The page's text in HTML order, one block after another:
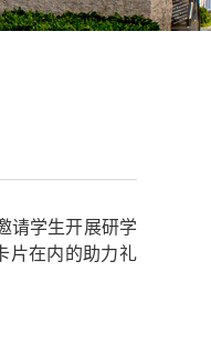
请学生开展研学
片在内的助力礼